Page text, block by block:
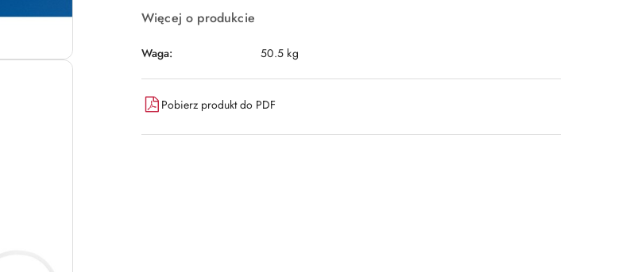
Więcej o produkcie
Waga: 50.5 kg
Pobierz produkt do PDF